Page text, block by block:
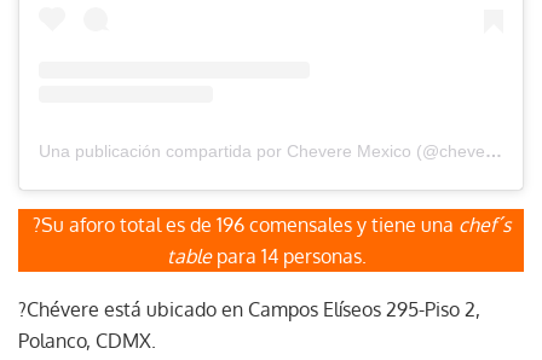
Una publicación compartida por Chevere Mexico (@chevere.restaurante)
?️Su aforo total es de 196 comensales y tiene una chef´s
tablepara 14 personas.
?Chévere está ubicado en Campos Elíseos 295-Piso 2,
Polanco, CDMX.